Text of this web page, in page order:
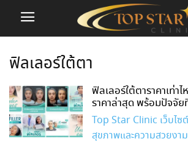
ฟิลเลอร์ใต้ตา
ฟิลเลอร์ใต้ตาราคาเท่า
ราคาล่าสุด พร้อมปัจจั
Top Star Clinic เว็บไซ
สุขภาพและความสวยงาม